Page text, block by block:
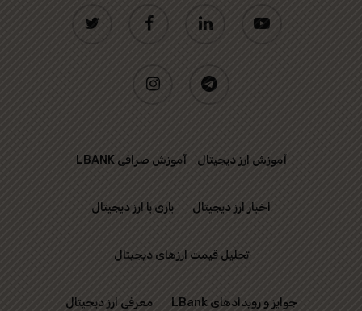
facebook linkedin
instagram telegram
آموزش ارز دیجیتال آموزش صرافی LBANK
اخبار ارز دیجیتال بازی با ارز دیجیتال
تحلیل قیمت ارزهای دیجیتال
جوایز و رویدادهای LBank معرفی ارز دیجیتال